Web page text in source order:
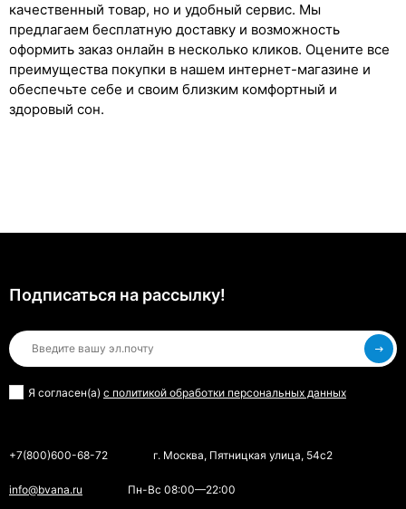
качественный товар, но и удобный сервис. Мы
предлагаем бесплатную доставку и возможность
оформить заказ онлайн в несколько кликов. Оцените все
преимущества покупки в нашем интернет-магазине и
обеспечьте себе и своим близким комфортный и
здоровый сон.
Подписаться на рассылкy!
Я согласен(a) с политикой обработки персональных данных
+7(800)600-68-72 г. Москва, Пятницкая улица, 54с2
info@bvana.ru Пн-Вс 08:00—22:00